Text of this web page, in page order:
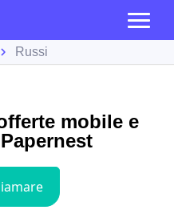
Russi